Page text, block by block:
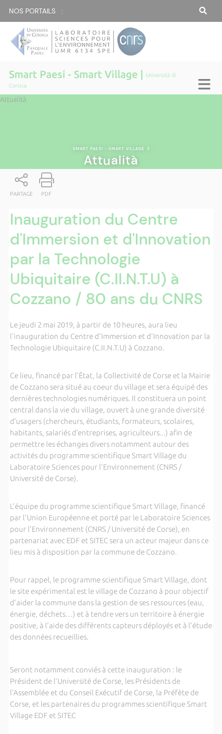
NOS PORTAILS :
Smart Paesi - Smart Village |
Università di
Corsica
Attualità
SMART PAESI - SMART VILLAGE |
Attualità
PARTAGE PDF
Inauguration du Centre
d'Immersion et d'Innovation
par la Technologie
Ubiquitaire (C.II.N.T.U) à
Cozzano / 80 ans du CNRS
Le jeudi 2 mai 2019, à partir de 10 heures, aura lieu
l'inauguration du Centre d'Immersion et d'Innovation par la
Technologie Ubiquitaire (C.II.N.T.U) à Cozzano.
Ce lieu, financé par l'État, la Collectivité de Corse et la Mairie
de Cozzano sera situé au coeur du village et sera équipé des
dernières technologies numériques. Il constituera un point
central dans la vie du village, ouvert à une grande diversité
d’usagers (chercheurs, étudiants, formateurs, scolaires,
habitants, salariés d’entreprises, agriculteurs...) afin de
permettre les échanges divers notamment autour des
activités du programme scientifique Smart Village du
Laboratoire Sciences pour l'Environnement (CNRS /
Université de Corse).
L'équipe du programme scientifique Smart Village, financé
par l'Union Européenne et porté par le Laboratoire Sciences
pour l'Environnement (CNRS / Université de Corse), en
partenariat avec EDF et SITEC sera un acteur majeur dans ce
lieu mis à disposition par la commune de Cozzano.
Pour rappel, le programme scientifique Smart Village, dont
le site expérimental est le village de Cozzano à pour objectif
d'aider la commune dans la gestion de ses ressources (eau,
énergie, déchets…) et à tendre vers un territoire à énergie
positive, à l'aide des différents capteurs déployés et à l'étude
des données recueillies.
Seront notamment conviés à cette inauguration : le
Président de l'Université de Corse, les Présidents de
l'Assemblée et du Conseil Exécutif de Corse, la Préfète de
Corse, et les partenaires du programmes scientifique Smart
Village EDF et SITEC